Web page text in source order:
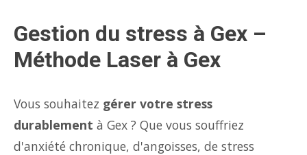
Gestion du stress à Gex –
Méthode Laser à Gex
Vous souhaitez gérer votre stress
durablement à Gex ? Que vous souffriez
d'anxiété chronique, d'angoisses, de stress